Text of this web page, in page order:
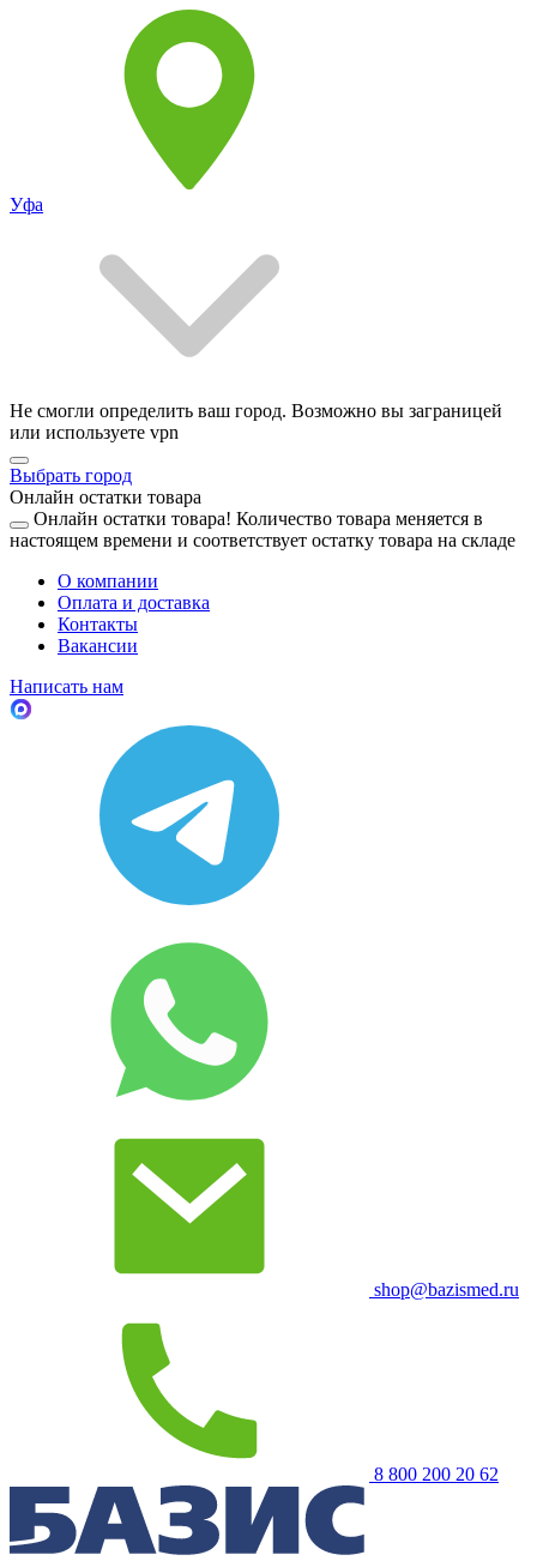
Уфа
Не смогли определить ваш город. Возможно вы заграницей
или используете vpn
Выбрать город
Онлайн остатки товара
Онлайн остатки товара! Количество товара меняется в
настоящем времени и соответствует остатку товара на складе
О компании
Оплата и доставка
Контакты
Вакансии
Написать нам
shop@bazismed.ru
8 800 200 20 62